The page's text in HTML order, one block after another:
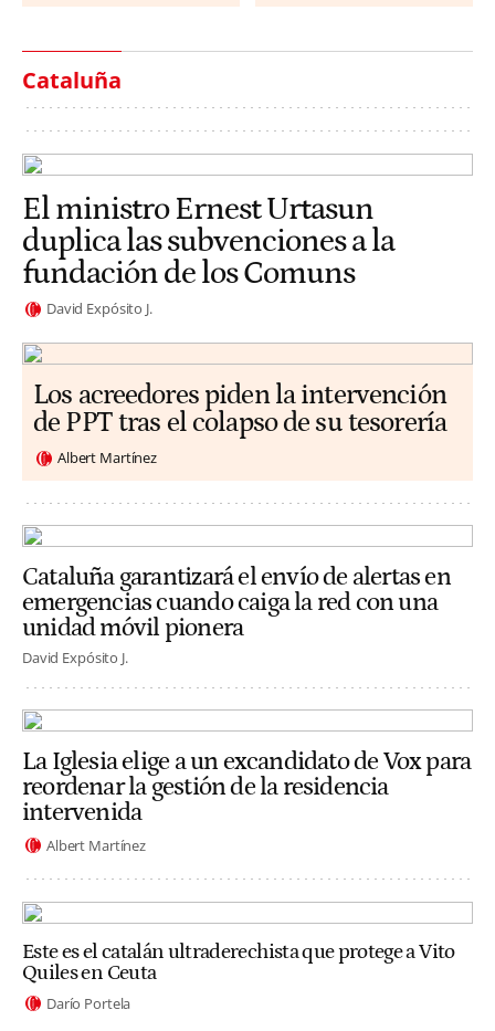
Cataluña
El ministro Ernest Urtasun
duplica las subvenciones a la
fundación de los Comuns
David Expósito J.
Los acreedores piden la intervención
de PPT tras el colapso de su tesorería
Albert Martínez
Cataluña garantizará el envío de alertas en
emergencias cuando caiga la red con una
unidad móvil pionera
David Expósito J.
La Iglesia elige a un excandidato de Vox para
reordenar la gestión de la residencia
intervenida
Albert Martínez
Este es el catalán ultraderechista que protege a Vito
Quiles en Ceuta
Darío Portela